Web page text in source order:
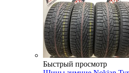
Быстрый просмотр